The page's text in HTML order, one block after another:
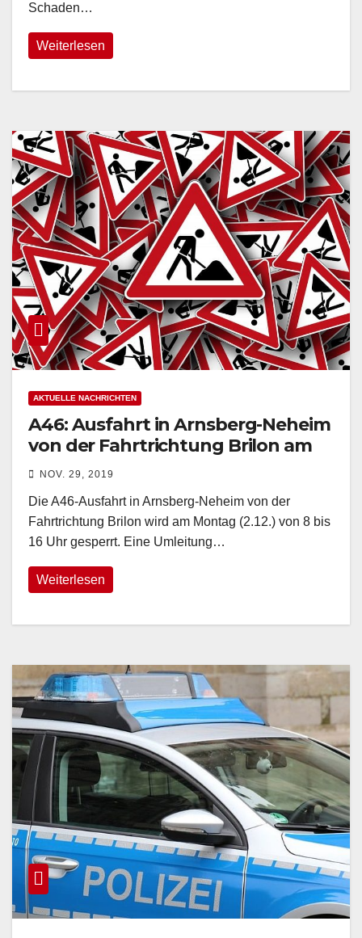
Schaden…
Weiterlesen
AKTUELLE NACHRICHTEN
A46: Ausfahrt in Arnsberg-Neheim
von der Fahrtrichtung Brilon am
Montag gesperrt
NOV. 29, 2019
Die A46-Ausfahrt in Arnsberg-Neheim von der
Fahrtrichtung Brilon wird am Montag (2.12.) von 8 bis
16 Uhr gesperrt. Eine Umleitung…
Weiterlesen